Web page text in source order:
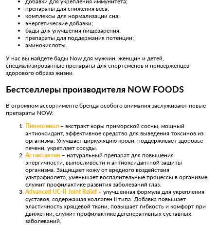
препараты для снижения веса;
комплексы для нормализации сна;
энергетические добавки;
бады для улучшения пищеварения;
препараты для поддержания потенции;
аминокислоты.
У нас вы найдете бады Now для мужчин, женщин и детей,
специализированные препараты для спортсменов и приверженцев
здорового образа жизни.
Бестселлеры производителя NOW FOODS
В огромном ассортименте бренда особого внимания заслуживают новые
препараты NOW:
Пикногенол – экстракт коры приморской сосны, мощный
антиоксидант, эффективное средство для выведения токсинов из
организма. Улучшает циркуляцию крови, поддерживает здоровье
печени, укрепляет сосуды.
Астаксантин – натуральный препарат для повышения
энергичности, выносливости и антиоксидантной защиты
организма. Защищает кожу от вредного воздействия
ультрафиолета, уменьшает воспалительные процессы в организме,
служит профилактике развития заболеваний глаз.
Advanced UC-II Joint Relief– улучшенная формула для укрепления
суставов, содержащая коллаген II типа. Добавка повышает
эластичность хрящевой ткани, повышает гибкость и комфорт при
движении, служит профилактике дегенеративных суставных
заболеваний.